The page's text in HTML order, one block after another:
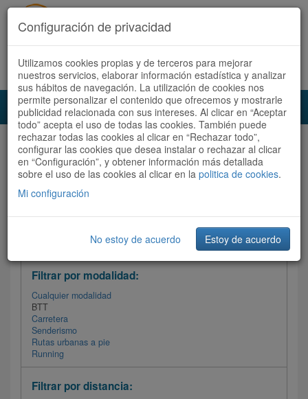
Acceder Registrate ahora Español | Català
Audioruta Todas las rutas
Todas las rutas
Ordenar por: Más recientes /
Filtrar las rutas
Filtrar por modalidad:
Cualquier modalidad
BTT
Carretera
Senderismo
Rutas urbanas a pie
Running
Filtrar por distancia:
Configuración de privacidad
Utilizamos cookies propias y de terceros para mejorar
nuestros servicios, elaborar información estadística y analizar
sus hábitos de navegación. La utilización de cookies nos
permite personalizar el contenido que ofrecemos y mostrarle
publicidad relacionada con sus intereses. Al clicar en “Aceptar
todo” acepta el uso de todas las cookies. También puede
rechazar todas las cookies al clicar en “Rechazar todo”,
configurar las cookies que desea instalar o rechazar al clicar
en “Configuración”, y obtener información más detallada
sobre el uso de las cookies al clicar en la politica de cookies.
Mi configuración
No estoy de acuerdo Estoy de acuerdo